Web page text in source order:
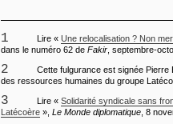
1 Lire « Une relocalisation ? Non
dans le numéro 62 de Fakir , septembre-
2
Cette fulgurance est signée Pierre
des ressources humaines du groupe
3 Lire « Solidarité syndicale sans
Latécoère », Le Monde diplomatique , 8